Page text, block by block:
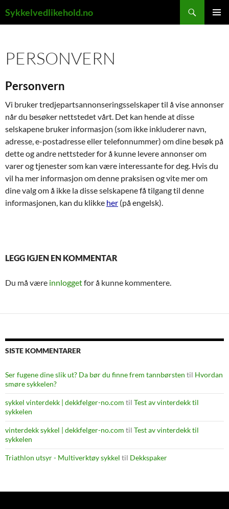
tilSykkelvedlikehold.no
PERSONVERN
Personvern
Vi bruker tredjepartsannonseringsselskaper til å vise annonser
når du besøker nettstedet vårt. Det kan hende at disse
selskapene bruker informasjon (som ikke inkluderer navn,
adresse, e-postadresse eller telefonnummer) om dine besøk på
dette og andre nettsteder for å kunne levere annonser om
varer og tjenester som kan være interessante for deg. Hvis du
vil ha mer informasjon om denne praksisen og vite mer om
dine valg om å ikke la disse selskapene få tilgang til denne
informasjonen, kan du klikke her (på engelsk).
LEGG IGJEN EN KOMMENTAR
Du må være innloggetfor å kunne kommentere.
SISTE KOMMENTARER
Ser fugene dine slik ut? Da bør du finne frem tannbørsten til Hvordan
smøre sykkelen?
sykkel vinterdekk | dekkfelger-no.com til Test av vinterdekk til
sykkelen
vinterdekk sykkel | dekkfelger-no.com til Test av vinterdekk til
sykkelen
Triathlon utsyr - Multiverktøy sykkel til Dekkspaker